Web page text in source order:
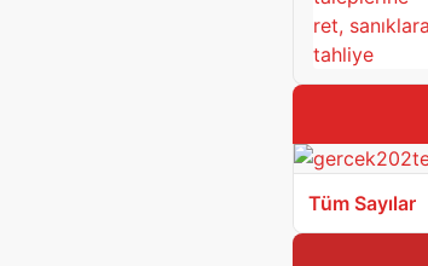
Tüm Sayılar